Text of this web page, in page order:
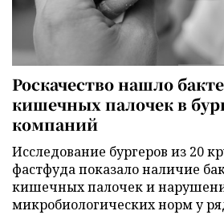
Роскачество нашло
кишечных палочек в
компаний
Исследование бургеров из 20
фастфуда показало наличие
кишечных палочек и
микробиологических норм у